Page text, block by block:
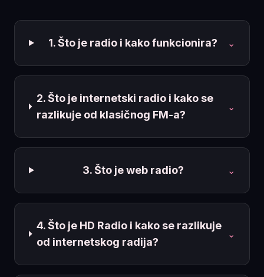
1. Što je radio i kako funkcionira? ⌄
2. Što je internetski radio i kako se
razlikuje od klasičnog FM-a?
⌄
3. Što je web radio? ⌄
4. Što je HD Radio i kako se razlikuje
od internetskog radija?
⌄